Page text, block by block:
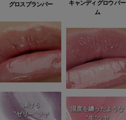
グロスプランパー
弾ける
“ゼリー”ツヤ
キャンディ グロウ バー
ム
湿度を纏ったような
“生”ツヤ